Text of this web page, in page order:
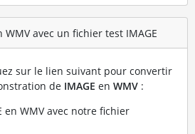
WMV avec un fichier test IMAGE
sur le lien suivant pour convertir
de IMAGE en WMV:
en WMV avec notre fichier